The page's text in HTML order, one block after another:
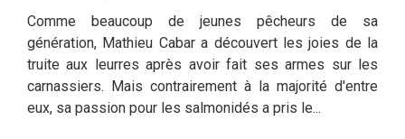
Comme beaucoup de jeunes pêcheurs de sa
génération, Mathieu Cabar a découvert les joies de la
truite aux leurres après avoir fait ses armes sur les
carnassiers. Mais contrairement à la majorité d'entre
eux, sa passion pour les salmonidés a pris le...